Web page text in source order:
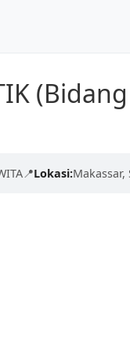
📍Lokasi:Makassar,